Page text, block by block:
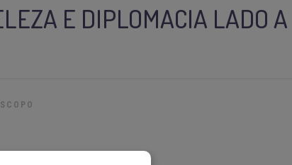
E DIPLOMACIA LADO A